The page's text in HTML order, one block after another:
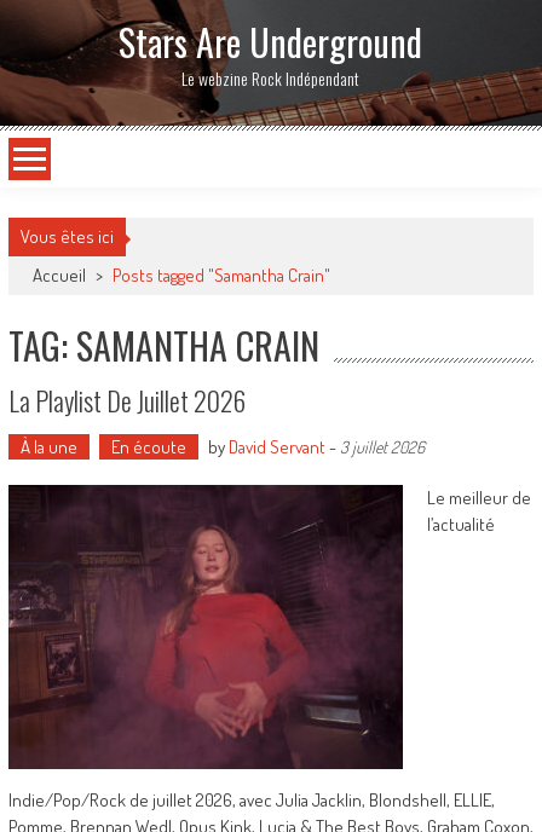
Stars Are Underground
Le webzine Rock Indépendant
Vous êtes ici
Accueil > Posts tagged "Samantha Crain"
TAG: SAMANTHA CRAIN
La Playlist De Juillet 2026
À la une En écoute by David Servant- 3 juillet 2026
Le meilleur de
l’actualité
Indie/Pop/Rock de juillet 2026, avec Julia Jacklin, Blondshell, ELLIE,
Pomme, Brennan Wedl, Opus Kink, Lucia & The Best Boys, Graham Coxon,